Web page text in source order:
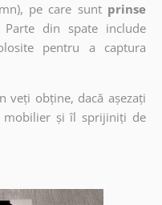
pe care sunt prinse
Parte din spate include
pentru a captura
veți obține, dacă așezați
mobilier și îl sprijiniți de